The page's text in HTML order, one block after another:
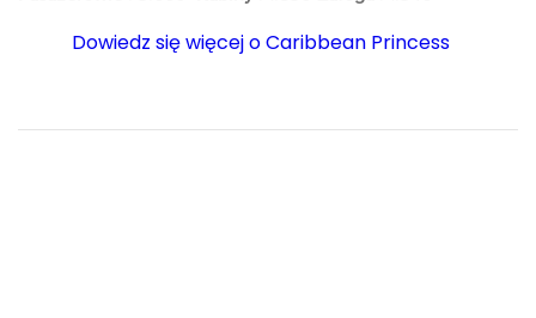
Dowiedz się więcej o Caribbean Princess